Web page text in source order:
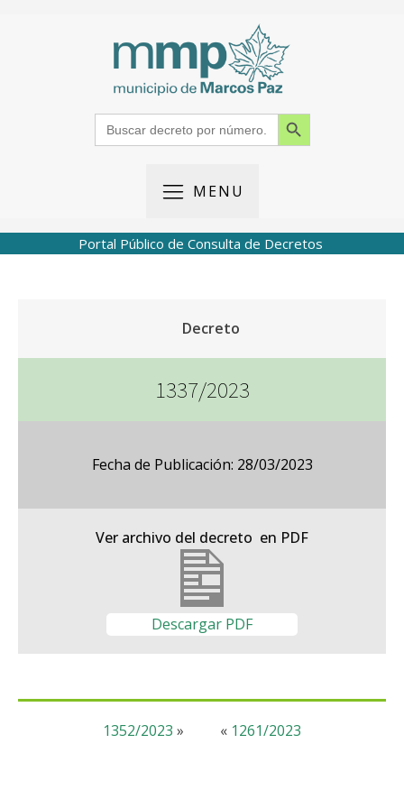
Search
for:
Search Button
MENU
Portal Público de Consulta de Decretos
Decreto
1337/2023
Fecha de Publicación: 28/03/2023
Ver archivo del decreto en PDF
Descargar PDF
« 1261/2023
1352/2023 »